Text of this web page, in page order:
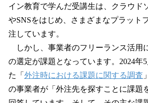
イン教育で学んだ受講生は、クラウド
やSNSをはじめ、さまざまなプラット
注しています。
しかし、事業者のフリーランス活用
の選定が課題となっています。2024年
た「 外注時における課題に関する調査
の事業者が「外注先を探すことに課題